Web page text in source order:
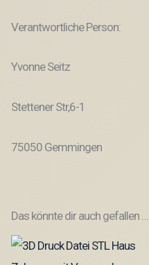
Verantwortliche Person:
Yvonne Seitz
Stettener Str,6-1
75050 Gemmingen
Das könnte dir auch gefallen …